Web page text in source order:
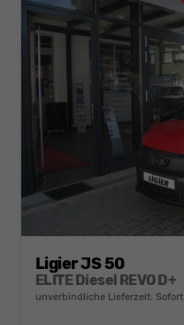
Ligier JS 50
ELITE Diesel REVO D+
unverbindliche Lieferzeit: Sofort